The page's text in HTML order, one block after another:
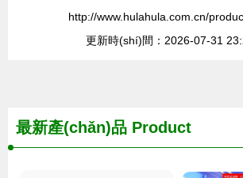
http://www.hulahula.com.cn/
更新時(shí)間：2026-07-31
最新產(chǎn)品 Product